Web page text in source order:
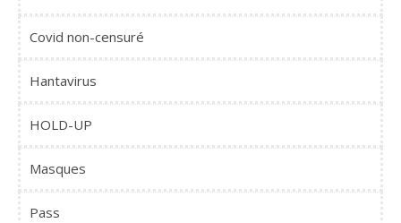
Covid non-censuré
Hantavirus
HOLD-UP
Masques
Pass